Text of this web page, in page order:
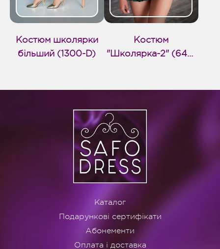
Костюм школярки
більший (1300-D)
Костюм
"Школярка-2" (643-
Каталог
Подарункові сертифікати
Абонементи
Оплата і доставка